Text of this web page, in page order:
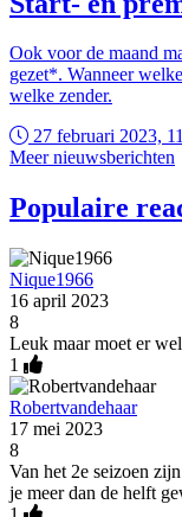
Ook voor de maand
gezet*. Wanneer
welke zender.
27 februari 2023,
Meer nieuwsberichten
Populaire
Nique1966
16 april 2023
8
Leuk maar moet er
1
Robertvandehaar
17 mei 2023
8
Van het 2e seizoen
je meer dan de helft